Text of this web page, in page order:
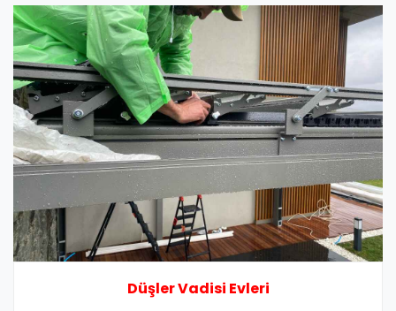
Düşler Vadisi Evleri